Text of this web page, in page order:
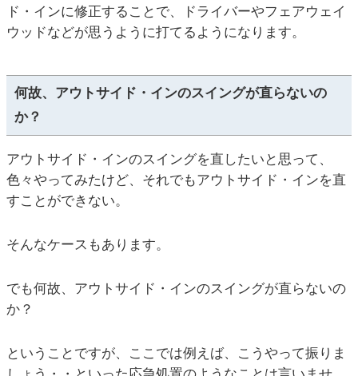
ド・インに修正することで、ドライバーやフェアウェイ
ウッドなどが思うように打てるようになります。
何故、アウトサイド・インのスイングが直らないの
か？
アウトサイド・インのスイングを直したいと思って、
色々やってみたけど、それでもアウトサイド・インを直
すことができない。
そんなケースもあります。
でも何故、アウトサイド・インのスイングが直らないの
か？
ということですが、ここでは例えば、こうやって振りま